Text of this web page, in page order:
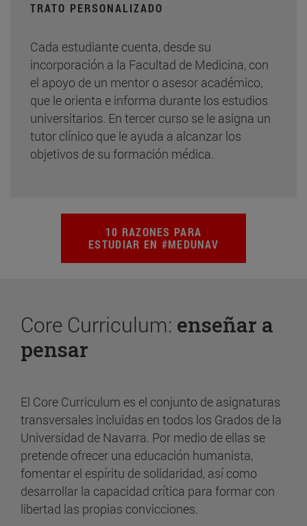
TRATO PERSONALIZADO
Cada estudiante cuenta, desde su
incorporación a la Facultad de Medicina, con
el apoyo de un mentor o asesor académico,
que le orienta e informa durante los estudios
universitarios. En tercer curso se le asigna un
tutor clínico que le ayuda a alcanzar los
objetivos de su formación médica.
10 RAZONES PARA
ESTUDIAR EN #MEDUNAV
Core Curriculum: enseñar a
pensar
El Core Curriculum es el conjunto de asignaturas
transversales incluidas en todos los Grados de la
Universidad de Navarra. Por medio de ellas se
pretende ofrecer una educación humanista,
fomentar el espíritu de solidaridad, así como
desarrollar la capacidad crítica para formar con
libertad las propias convicciones.